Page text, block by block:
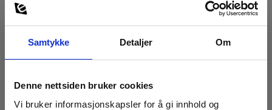
Samtykke Detaljer Om
Denne nettsiden bruker cookies
Vi bruker informasjonskapsler for å gi innhold og